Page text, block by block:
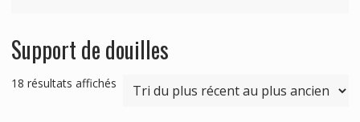
Support de douilles
18 résultats affichésTrié